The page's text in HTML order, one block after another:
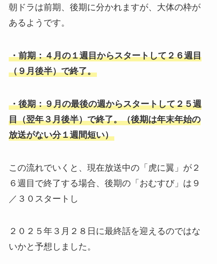
朝ドラは前期、後期に分かれますが、大体の枠が
あるようです。
・前期：４月の１週目からスタートして２６週目
（９月後半）で終了。
・後期：９月の最後の週からスタートして２５週
目（翌年３月後半）で終了。（後期は年末年始の
放送がない分１週間短い）
この流れでいくと、現在放送中の「虎に翼」が２
６週目で終了する場合、後期の「おむすび」は９
／３０スタートし
２０２５年３月２８日に最終話を迎えるのではな
いかと予想しました。